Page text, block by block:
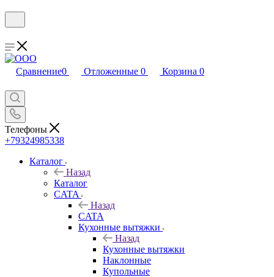
Сравнение0 Отложенные 0 Корзина 0
Телефоны
+79324985338
Каталог
Назад
Каталог
CATA
Назад
CATA
Кухонные вытяжки
Назад
Кухонные вытяжки
Наклонные
Купольные